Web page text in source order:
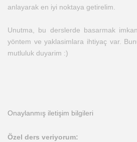
anlayarak en iyi noktaya getirelim.
Unutma, bu derslerde basarmak
yöntem ve yaklasimlara ihtiyaç var.
mutluluk duyarim :)
Onaylanmış iletişim bilgileri
Özel ders veriyorum: